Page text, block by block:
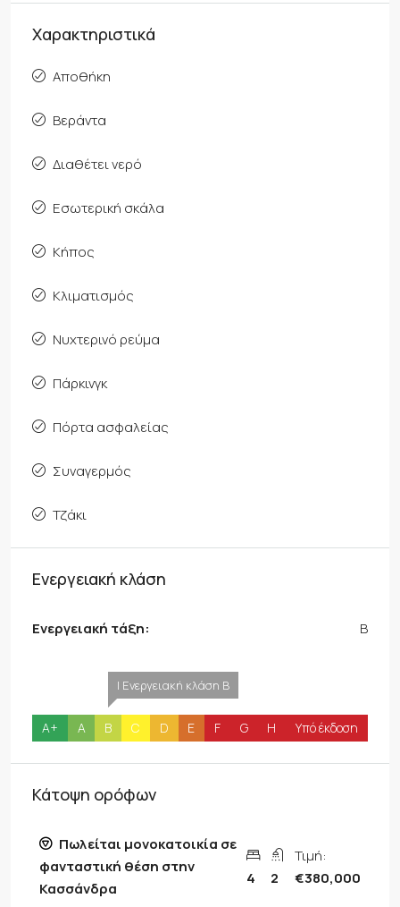
Χαρακτηριστικά
Αποθήκη
Βεράντα
Διαθέτει νερό
Εσωτερική σκάλα
Κήπος
Κλιματισμός
Νυχτερινό ρεύμα
Πάρκινγκ
Πόρτα ασφαλείας
Συναγερμός
Τζάκι
Ενεργειακή κλάση
Ενεργειακή τάξη: B
A+ A
| Ενεργειακή κλάση B
B C D E F G H Υπό έκδοση
Κάτοψη ορόφων
Πωλείται μονοκατοικία σε
φανταστική θέση στην
Κασσάνδρα
4 2
Τιμή:
€380,000